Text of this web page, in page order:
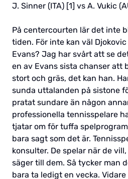
J. Sinner (ITA) [1] vs A. Vukic
På centercourten lär det inte
tiden. För inte kan väl
Evans? Jag har svårt att se
en av Evans sista chanser att
stort och gräs, det kan han.
sunda uttalanden på sistone
pratat sundare än någon
professionella tennisspelare
tjatar om för tuffa
bara sagt som det är.
konsulter. De spelar när de
säger till dem. Så tycker man
bara ta ledigt en vecka.